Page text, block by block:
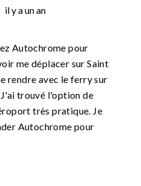
il y a un an
Autochrome pour
me déplacer sur Saint
rendre avec le ferry sur
trouvé l'option de
très pratique. Je
Autochrome pour